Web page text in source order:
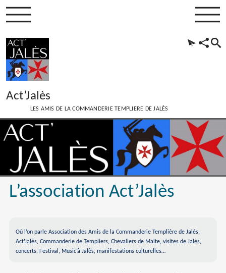
Act’Jalès
LES AMIS DE LA COMMANDERIE TEMPLIERE DE JALÈS
L’association Act’Jalès
Où l’on parle Association des Amis de la Commanderie Templière de Jalès,
Act’Jalès, Commanderie de Templiers, Chevaliers de Malte, visites de Jalès,
concerts, Festival, Music’à Jalès, manifestations culturelles…